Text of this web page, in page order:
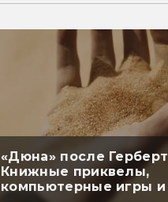
«Дюна» после
Книжные приквелы,
компьютерные игры